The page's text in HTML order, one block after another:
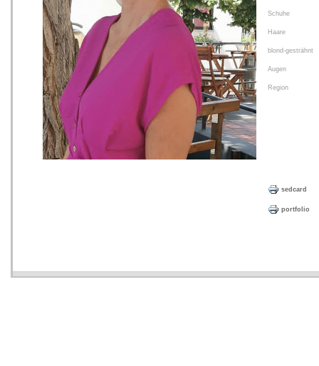
Schuhe
Haare
blond-gesträhnt
Augen
Region
sedcard
portfolio